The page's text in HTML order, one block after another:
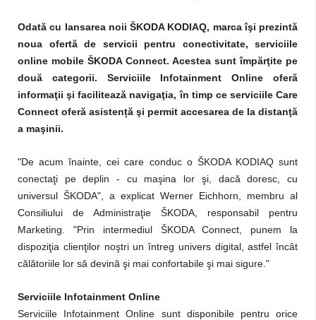
Odată cu lansarea noii ŠKODA KODIAQ, marca îşi prezintă
noua ofertă de servicii pentru conectivitate, serviciile
online mobile ŠKODA Connect. Acestea sunt împărţite pe
două categorii. Serviciile Infotainment Online oferă
informaţii şi facilitează navigaţia, în timp ce serviciile Care
Connect oferă asistență şi permit accesarea de la distanţă
a maşinii.
"De acum înainte, cei care conduc o ŠKODA KODIAQ sunt
conectaţi pe deplin - cu maşina lor şi, dacă doresc, cu
universul ŠKODA", a explicat Werner Eichhorn, membru al
Consiliului de Administraţie ŠKODA, responsabil pentru
Marketing. "Prin intermediul ŠKODA Connect, punem la
dispoziţia clienţilor noştri un întreg univers digital, astfel încât
călătoriile lor să devină şi mai confortabile şi mai sigure."
Serviciile Infotainment Online
Serviciile Infotainment Online sunt disponibile pentru orice